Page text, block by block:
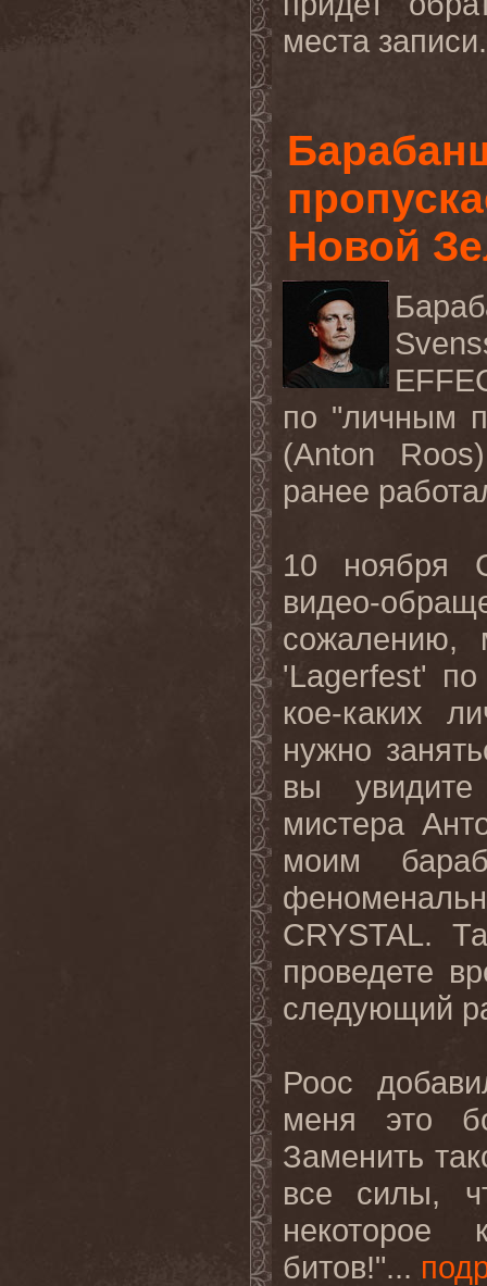
места записи
Новой
по "личным
(Anton Roos
ранее
10 ноября
видео-
сожалению,
'Lagerfest' по
кое-каких
нужно
вы
мистера
моим
CRYSTAL.
проведете
следующий
Роос
меня это
Заменить
все силы,
некоторое
битов!"...